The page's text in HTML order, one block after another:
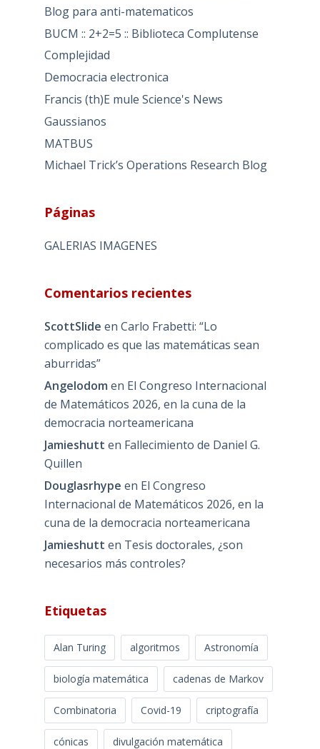
Blog para anti-matematicos
BUCM :: 2+2=5 :: Biblioteca Complutense
Complejidad
Democracia electronica
Francis (th)E mule Science's News
Gaussianos
MATBUS
Michael Trick’s Operations Research Blog
Páginas
GALERIAS IMAGENES
Comentarios recientes
ScottSlide en Carlo Frabetti: “Lo
complicado es que las matemáticas sean
aburridas”
Angelodom en El Congreso Internacional
de Matemáticos 2026, en la cuna de la
democracia norteamericana
Jamieshutt en Fallecimiento de Daniel G.
Quillen
Douglasrhype en El Congreso
Internacional de Matemáticos 2026, en la
cuna de la democracia norteamericana
Jamieshutt en Tesis doctorales, ¿son
necesarios más controles?
Etiquetas
Alan Turing algoritmos Astronomía
biología matemática cadenas de Markov
Combinatoria Covid-19 criptografía
cónicas divulgación matemática